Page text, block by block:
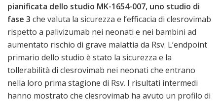
pianificata dello studio MK-1654-007, uno studio di
fase 3 che valuta la sicurezza e l’efficacia di clesrovimab
rispetto a palivizumab nei neonati e nei bambini ad
aumentato rischio di grave malattia da Rsv. L’endpoint
primario dello studio è stato la sicurezza e la
tollerabilità di clesrovimab nei neonati che entrano
nella loro prima stagione di Rsv. I risultati intermedi
hanno mostrato che clesrovimab ha avuto un profilo di